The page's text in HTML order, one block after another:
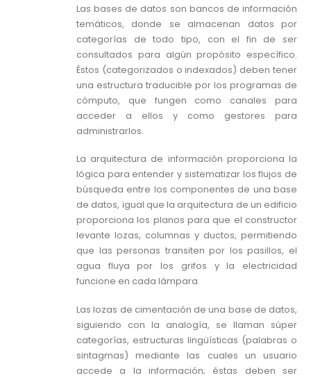
Las bases de datos son bancos de información
temáticos, donde se almacenan datos por
categorías de todo tipo, con el fin de ser
consultados para algún propósito específico.
Éstos (categorizados o indexados) deben tener
una estructura traducible por los programas de
cómputo, que fungen como canales para
acceder a ellos y como gestores para
administrarlos.
La arquitectura de información proporciona la
lógica para entender y sistematizar los flujos de
búsqueda entre los componentes de una base
de datos, igual que la arquitectura de un edificio
proporciona los planos para que el constructor
levante lozas, columnas y ductos, permitiendo
que las personas transiten por los pasillos, el
agua fluya por los grifos y la electricidad
funcione en cada lámpara.
Las lozas de cimentación de una base de datos,
siguiendo con la analogía, se llaman súper
categorías, estructuras lingüísticas (palabras o
sintagmas) mediante las cuales un usuario
accede a la información; éstas deben ser